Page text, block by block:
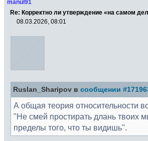
manul91
Re: Корректно ли утверждение «на самом
08.03.2026, 08:01
Ruslan_Sharipov в сообщении
А общая теория относительности
"Не смей простирать длань твоих
пределы того, что ты видишь".